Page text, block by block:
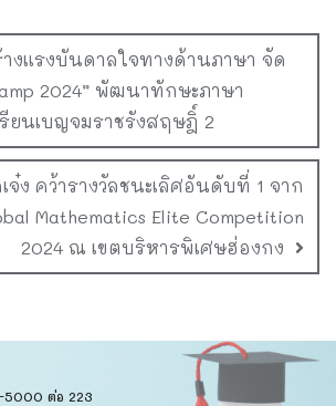
างแรงบันดาลใจทางด้านภาษา จัด
2024” พัฒนาทักษะภาษา
ยนเบญจมราชรังสฤษฎิ์ 2
จ๋ง คว้ารางวัลชนะเลิศอันดับที่ 1 จาก
Mathematics Elite Competition
2024 ณ เขตบริหารพิเศษฮ่องกง
ต่อ 223